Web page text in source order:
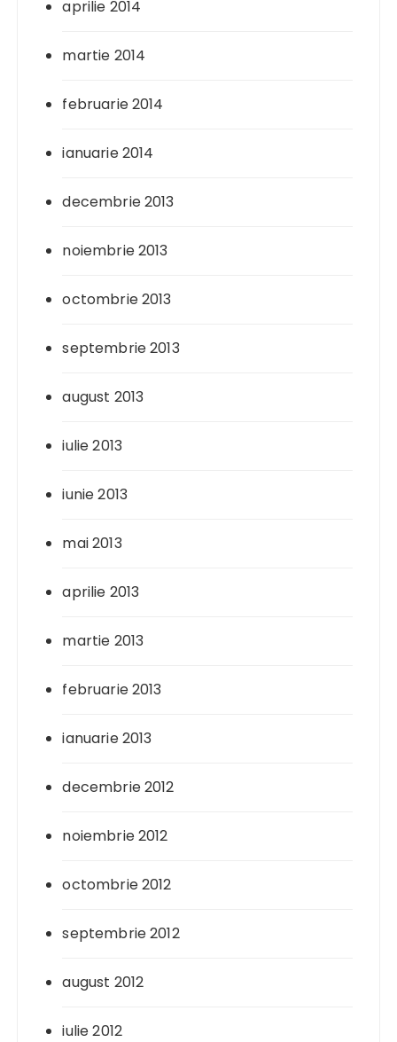
aprilie 2014
martie 2014
februarie 2014
ianuarie 2014
decembrie 2013
noiembrie 2013
octombrie 2013
septembrie 2013
august 2013
iulie 2013
iunie 2013
mai 2013
aprilie 2013
martie 2013
februarie 2013
ianuarie 2013
decembrie 2012
noiembrie 2012
octombrie 2012
septembrie 2012
august 2012
iulie 2012